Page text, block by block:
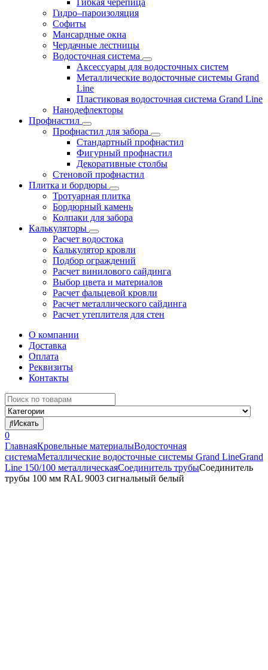
Гибкая черепица
Гидро–пароизоляция
Софиты
Мансардные окна
Чердачные лестницы
Водосточная система
Аксессуары для водосточных систем
Металлические водосточные системы Grand
Line
Пластиковая водосточная система Grand Line
Нанодефлекторы
Профнастил
Профнастил для забора
Стандартный профнастил
Фигурный профнастил
Декоративные столбы
Стеновой профнастил
Плитка и бордюры
Тротуарная плитка
Бордюрный камень
Колпаки для забора
Калькуляторы
Расчет водостока
Калькулятор кровли
Подбор ограждений
Расчет винилового сайдинга
Выбор цвета и материалов
Расчет фальцевой кровли
Расчет металлического сайдинга
Расчет утеплителя для стен
О компании
Доставка
Оплата
Реквизиты
Контакты
Search
for:
Искать
0
ГлавнаяКровельные материалыВодосточная
системаМеталлические водосточные системы Grand LineGrand
Line 150/100 металлическаяСоединитель трубыСоединитель
трубы 100 мм RAL 9003 сигнальный белый